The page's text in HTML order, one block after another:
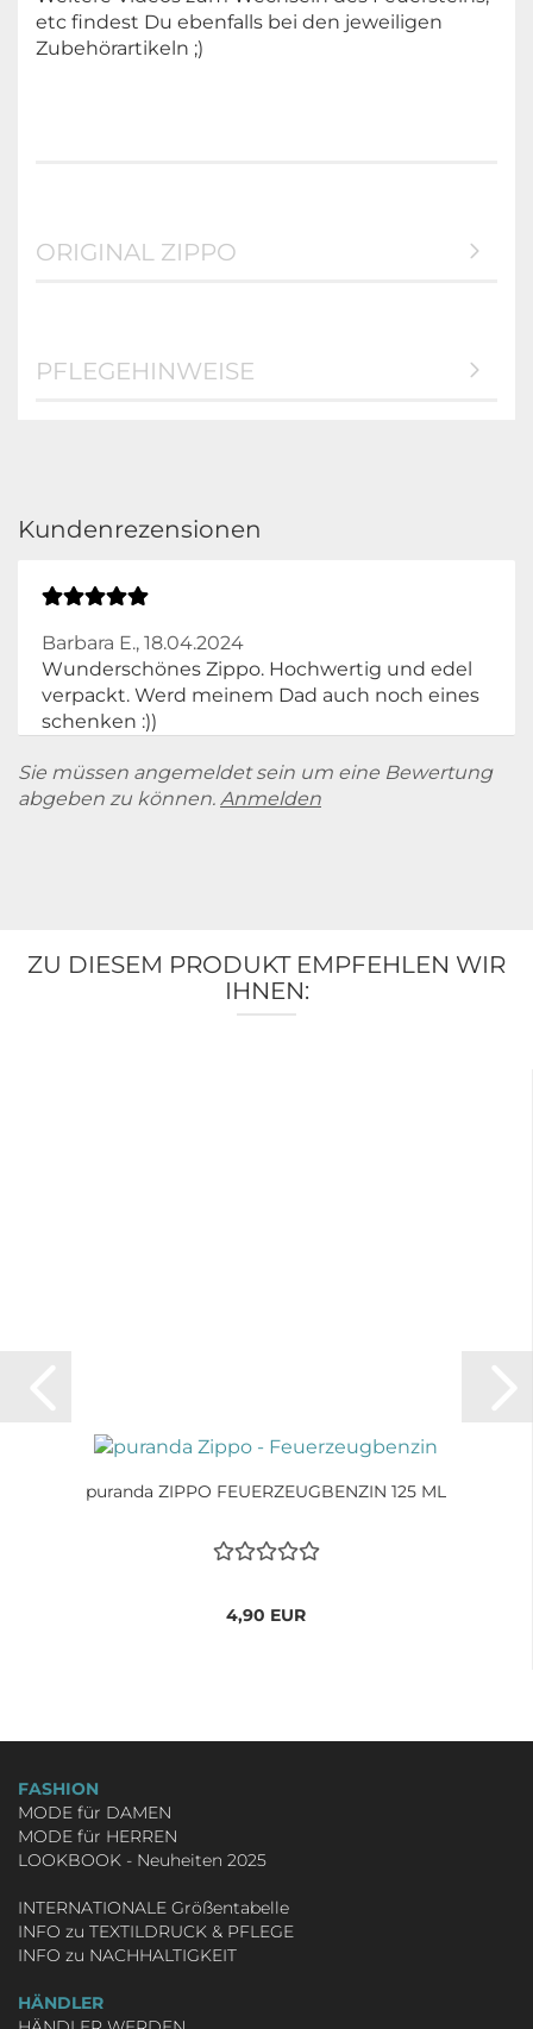
etc findest Du ebenfalls bei den jeweiligen
Zubehörartikeln ;)
ORIGINAL ZIPPO
PFLEGEHINWEISE
Kundenrezensionen
Barbara E., 18.04.2024
Wunderschönes Zippo. Hochwertig und edel
verpackt. Werd meinem Dad auch noch eines
schenken :))
Sie müssen angemeldet sein um eine Bewertung
abgeben zu können. Anmelden
ZU DIESEM PRODUKT EMPFEHLEN WIR
IHNEN:
puranda ZIPPO FEUERZEUGBENZIN 125 ML
4,90 EUR
FASHION
MODE für DAMEN
MODE für HERREN
LOOKBOOK - Neuheiten 2025
INTERNATIONALE Größentabelle
INFO zu TEXTILDRUCK & PFLEGE
INFO zu NACHHALTIGKEIT
HÄNDLER